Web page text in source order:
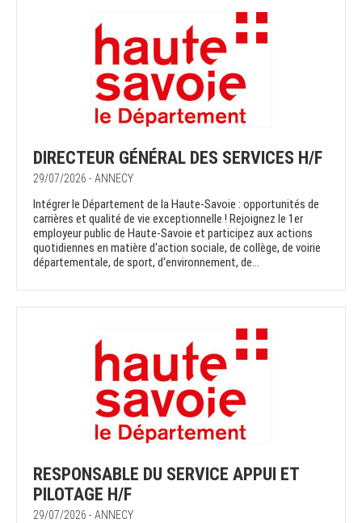
DIRECTEUR GÉNÉRAL DES SERVICES H/F
29/07/2026 - ANNECY
Intégrer le Département de la Haute-Savoie : opportunités de
carrières et qualité de vie exceptionnelle ! Rejoignez le 1er
employeur public de Haute-Savoie et participez aux actions
quotidiennes en matière d'action sociale, de collège, de voirie
départementale, de sport, d'environnement, de...
RESPONSABLE DU SERVICE APPUI ET
PILOTAGE H/F
29/07/2026 - ANNECY